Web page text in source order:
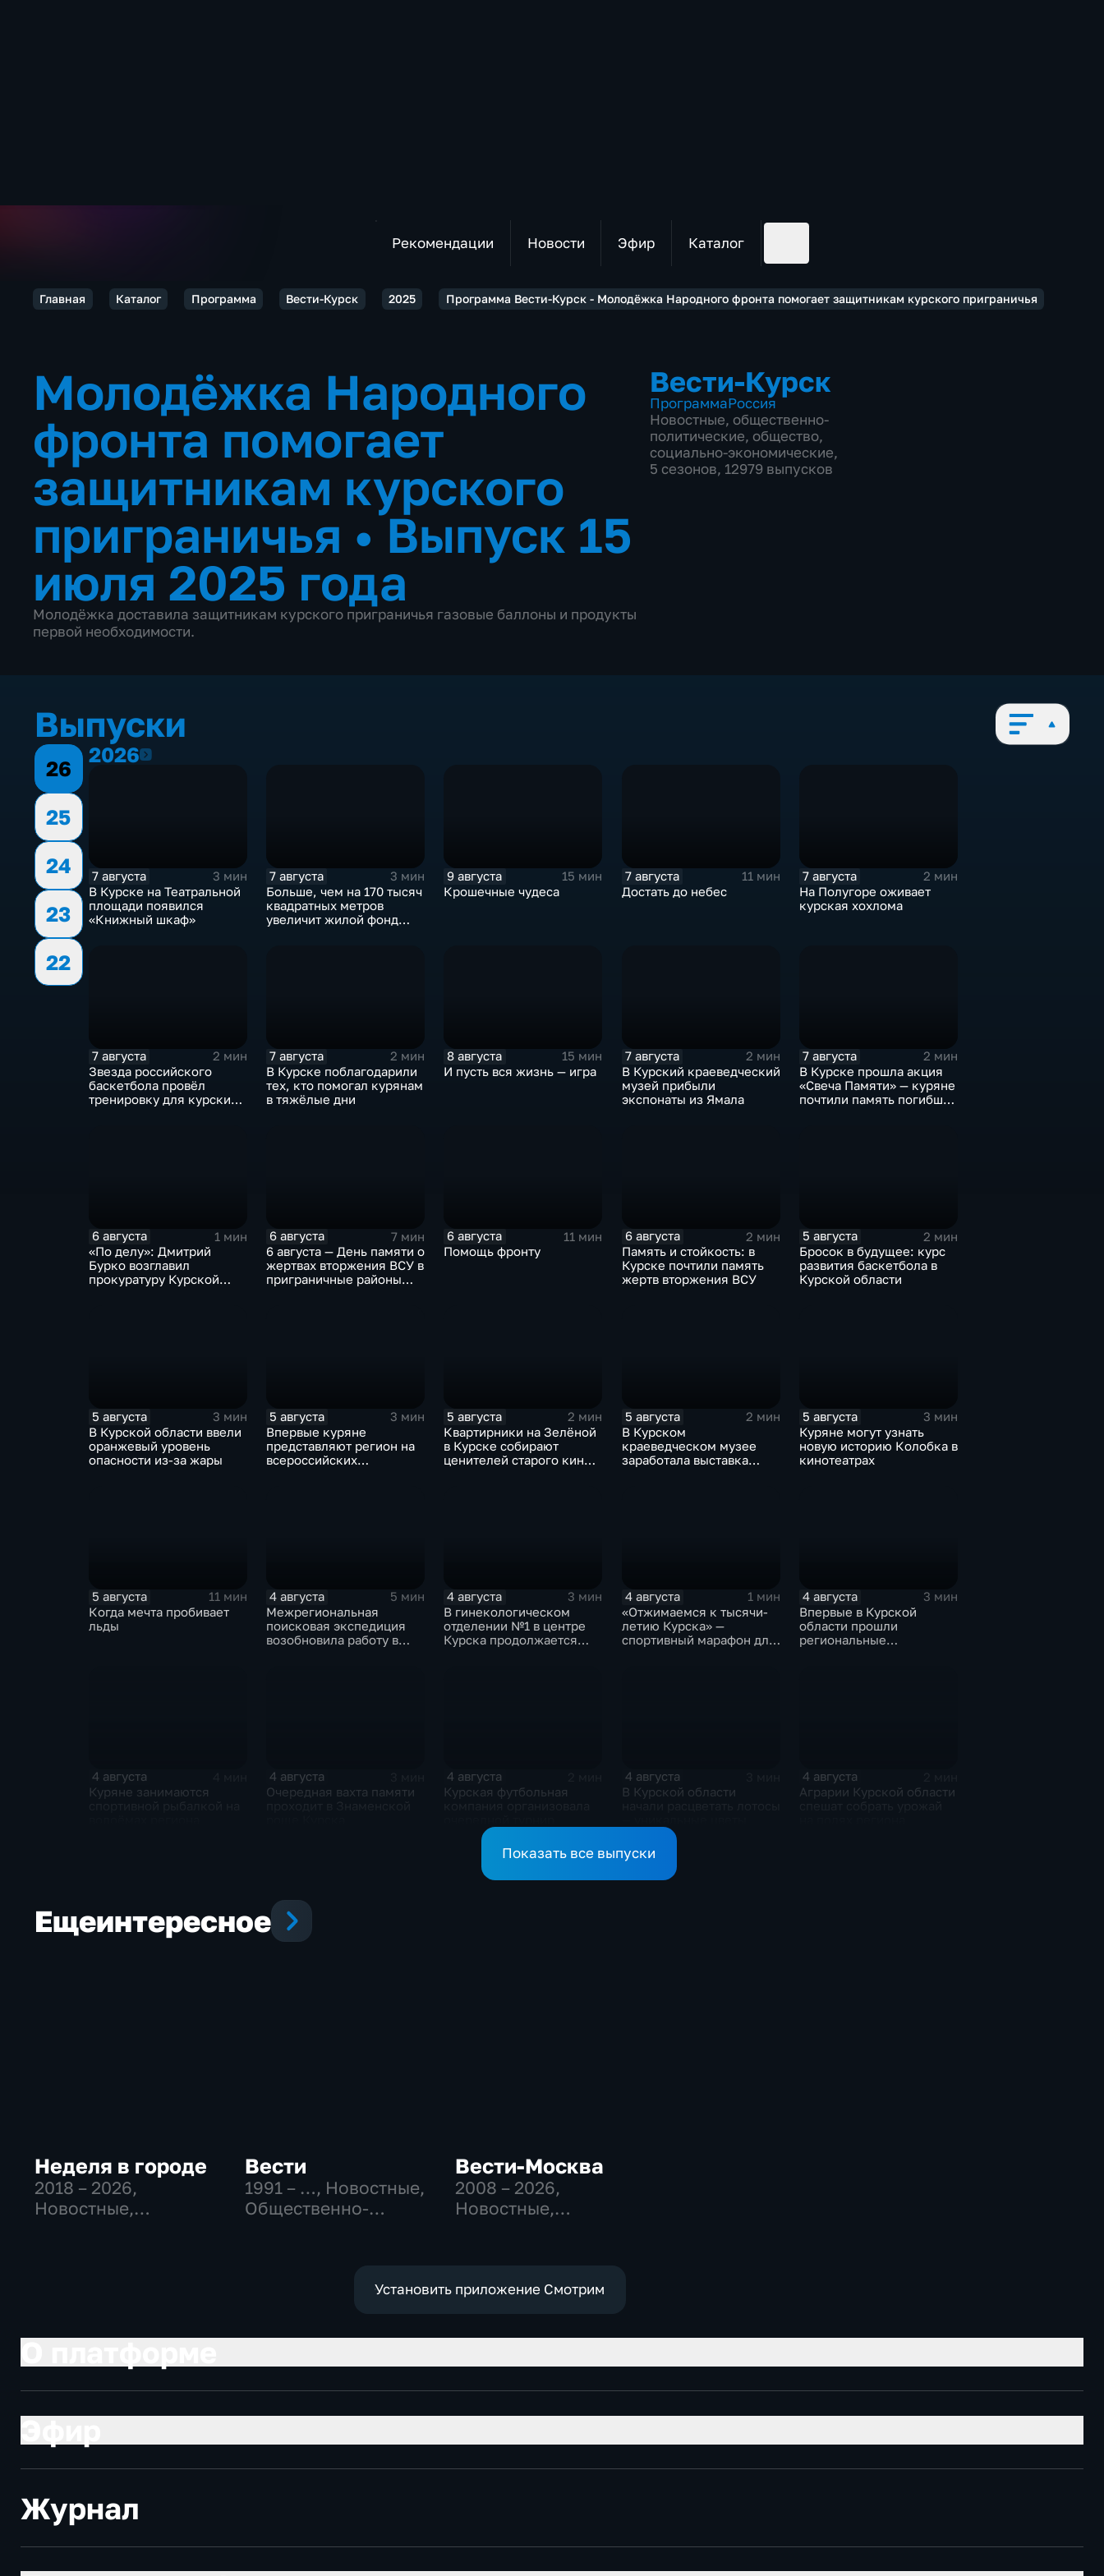
Рекомендации Новости Эфир Каталог
Главная Каталог Программа Вести-Курск 2025 Программа Вести-Курск - Молодёжка Народного фронта помогает защитникам курского приграничья
Молодёжка Народного
фронта помогает
защитникам курского
приграничья •Выпуск 15
июля 2025 года
Молодёжка доставила защитникам курского приграничья газовые баллоны и продукты
первой необходимости.
Вести-Курск
ПрограммаРоссия
Новостные, общественно-
политические, общество,
социально-экономические,
5 сезонов, 12979 выпусков
Выпуски
26
25
24
23
22
20262026
7 августа
3 мин
В Курске на Театральной
площади появился
«Книжный шкаф»
7 августа
3 мин
Больше, чем на 170 тысяч
квадратных метров
увеличит жилой фонд
9 августа
15 мин
Крошечные чудеса
7 августа
11 мин
Достать до небес
7 августа
2 мин
На Полугоре оживает
курская хохлома
7 августа
2 мин
Звезда российского
баскетбола провёл
тренировку для курских
7 августа
2 мин
В Курске поблагодарили
тех, кто помогал курянам
в тяжёлые дни
8 августа
15 мин
И пусть вся жизнь — игра
7 августа
2 мин
В Курский краеведческий
музей прибыли
экспонаты из Ямала
7 августа
2 мин
В Курске прошла акция
«Свеча Памяти» — куряне
почтили память погибших
6 августа
1 мин
«По делу»: Дмитрий
Бурко возглавил
прокуратуру Курской
6 августа
7 мин
6 августа — День памяти о
жертвах вторжения ВСУ в
приграничные районы
6 августа
11 мин
Помощь фронту
6 августа
2 мин
Память и стойкость: в
Курске почтили память
жертв вторжения ВСУ
5 августа
2 мин
Бросок в будущее: курс
развития баскетбола в
Курской области
5 августа
3 мин
В Курской области ввели
оранжевый уровень
опасности из-за жары
5 августа
3 мин
Впервые куряне
представляют регион на
всероссийских
5 августа
2 мин
Квартирники на Зелёной
в Курске собирают
ценителей старого кино
5 августа
2 мин
В Курском
краеведческом музее
заработала выставка
5 августа
3 мин
Куряне могут узнать
новую историю Колобка в
кинотеатрах
5 августа
11 мин
Когда мечта пробивает
льды
4 августа
5 мин
Межрегиональная
поисковая экспедиция
возобновила работу в
4 августа
3 мин
В гинекологическом
отделении №1 в центре
Курска продолжается
4 августа
1 мин
«Отжимаемся к тысячи-
летию Курска» —
спортивный марафон для
4 августа
3 мин
Впервые в Курской
области прошли
региональные
4 августа
Куряне занимаются
4 августа
Очередная вахта памяти
4 августа
Курская футбольная
4 августа
В Курской области
4 августа
Аграрии Курской области
Показать все выпуски
Ещеинтересное
Неделя в городе
2018 – 2026,
Новостные,
Вести
1991 – …, Новостные,
Общественно-
Вести-Москва
2008 – 2026,
Новостные,
экономические
Установить приложение Смотрим
Журнал